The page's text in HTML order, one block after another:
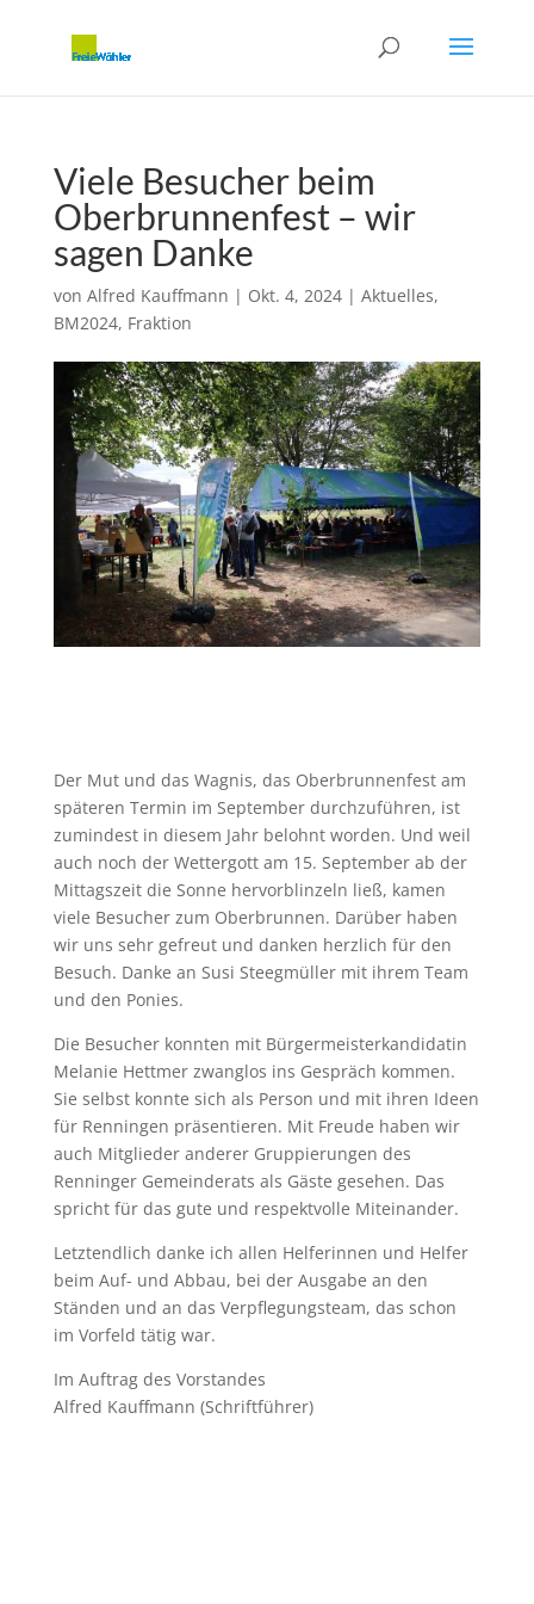
Viele Besucher beim
Oberbrunnenfest – wir
sagen Danke
von Alfred Kauffmann | Okt. 4, 2024| Aktuelles,
BM2024, Fraktion
Der Mut und das Wagnis, das Oberbrunnenfest am
späteren Termin im September durchzuführen, ist
zumindest in diesem Jahr belohnt worden. Und weil
auch noch der Wettergott am 15. September ab der
Mittagszeit die Sonne hervorblinzeln ließ, kamen
viele Besucher zum Oberbrunnen. Darüber haben
wir uns sehr gefreut und danken herzlich für den
Besuch. Danke an Susi Steegmüller mit ihrem Team
und den Ponies.
Die Besucher konnten mit Bürgermeisterkandidatin
Melanie Hettmer zwanglos ins Gespräch kommen.
Sie selbst konnte sich als Person und mit ihren Ideen
für Renningen präsentieren. Mit Freude haben wir
auch Mitglieder anderer Gruppierungen des
Renninger Gemeinderats als Gäste gesehen. Das
spricht für das gute und respektvolle Miteinander.
Letztendlich danke ich allen Helferinnen und Helfer
beim Auf- und Abbau, bei der Ausgabe an den
Ständen und an das Verpflegungsteam, das schon
im Vorfeld tätig war.
Im Auftrag des Vorstandes
Alfred Kauffmann (Schriftführer)